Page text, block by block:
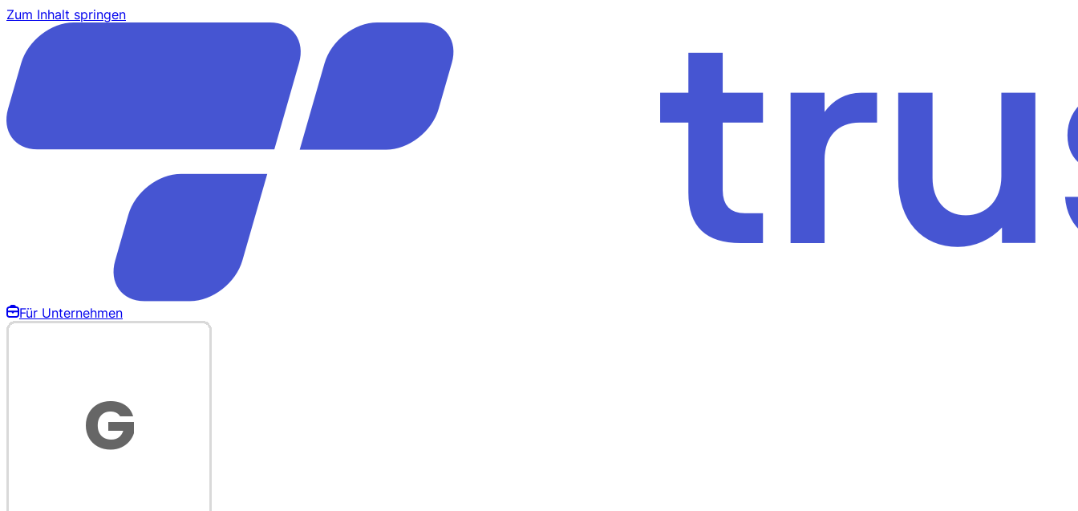
Zum Inhalt springen
Für Unternehmen